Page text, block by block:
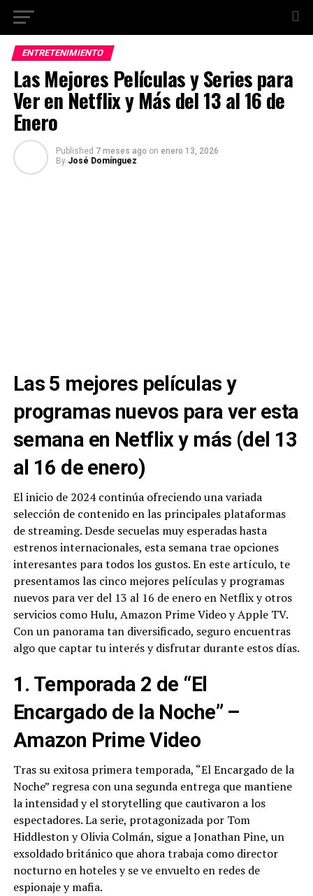
ENTRETENIMIENTO
Las Mejores Películas y Series para
Ver en Netflix y Más del 13 al 16 de
Enero
Published 7 meses ago on enero 13, 2026
By José Domínguez
Las 5 mejores películas y
programas nuevos para ver esta
semana en Netflix y más (del 13
al 16 de enero)
El inicio de 2024 continúa ofreciendo una variada
selección de contenido en las principales plataformas
de streaming. Desde secuelas muy esperadas hasta
estrenos internacionales, esta semana trae opciones
interesantes para todos los gustos. En este artículo, te
presentamos las cinco mejores películas y programas
nuevos para ver del 13 al 16 de enero en Netflix y otros
servicios como Hulu, Amazon Prime Video y Apple TV.
Con un panorama tan diversificado, seguro encuentras
algo que captar tu interés y disfrutar durante estos días.
1. Temporada 2 de “El
Encargado de la Noche” –
Amazon Prime Video
Tras su exitosa primera temporada, “El Encargado de la
Noche” regresa con una segunda entrega que mantiene
la intensidad y el storytelling que cautivaron a los
espectadores. La serie, protagonizada por Tom
Hiddleston y Olivia Colmán, sigue a Jonathan Pine, un
exsoldado británico que ahora trabaja como director
nocturno en hoteles y se ve envuelto en redes de
espionaje y mafia.